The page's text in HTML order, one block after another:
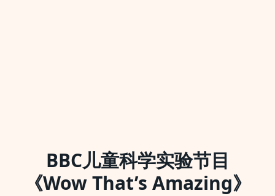
BBC儿童科学实验节目
《Wow That’s Amazing》